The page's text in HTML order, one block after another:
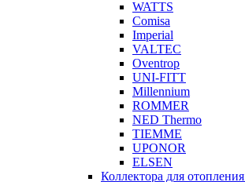
WATTS
Comisa
Imperial
VALTEC
Oventrop
UNI-FITT
Millennium
ROMMER
NED Thermo
TIEMME
UPONOR
ELSEN
Коллектора для отопления